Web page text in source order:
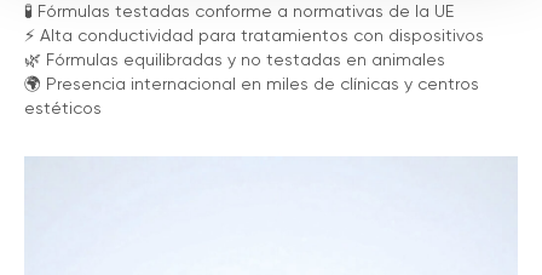
🧪 Fórmulas testadas conforme a normativas de la UE
⚡️ Alta conductividad para tratamientos con dispositivos
🌿 Fórmulas equilibradas y no testadas en animales
🌍 Presencia internacional en miles de clínicas y centros
estéticos